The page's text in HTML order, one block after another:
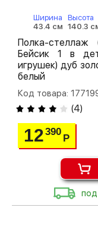
Ширина
43.4 см
Высота
140.3
Полка-стеллаж
Бейсик 1 в
игрушек) дуб
белый
Код товара:
(4)
12390
Р
под